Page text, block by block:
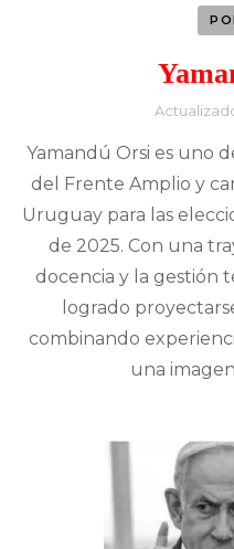
Yamandú Orsi es uno
del Frente Amplio y
Uruguay para las
de 2025. Con una
docencia y la gestión
logrado
combinando
una